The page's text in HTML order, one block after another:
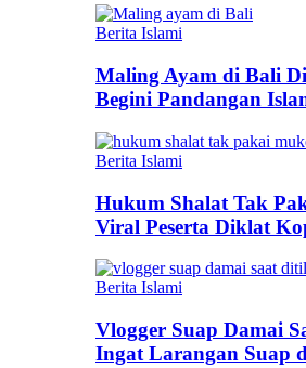
Berita Islami
Maling Ayam di Bali
Begini Pandangan
Berita Islami
Hukum Shalat Tak
Viral Peserta Diklat
Berita Islami
Vlogger Suap Damai
Ingat Larangan Suap